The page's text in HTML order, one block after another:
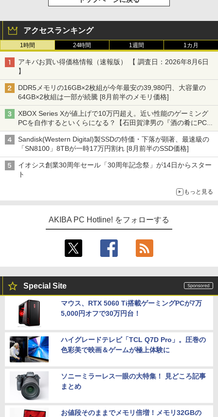
アクセスランキング
1時間 24時間 1週間 1カ月
アキバお買い得価格情報（速報版） 【 調査日：2026年8月6日
】
DDR5メモリの16GB×2枚組が今年最安の39,980円、大容量の
64GB×2枚組は一部が続騰 [8月前半のメモリ価格]
XBOX Series Xが値上げで10万円超え。近い性能のゲーミング
PCを自作するといくらになる？【石田賀津男の『酒の肴にPCゲ
ーム』】
Sandisk(Western Digital)製SSDの特価・下落が顕著、最速級の
「SN8100」8TBが一時17万円割れ [8月前半のSSD価格]
イオシス創業30周年セール「30周年記念祭」が14日からスター
ト
もっと見る
AKIBA PC Hotline! をフォローする
Special Site
マウス、RTX 5060 Ti搭載ゲーミングPCが7万
5,000円オフで30万円台！
ハイグレードテレビ「TCL Q7D Pro」。圧巻の
色彩美で映画＆ゲームが極上体験に
ソニーミラーレス一眼の大特集！ 見どころ記事
まとめ
お値段そのままでメモリ倍増！メモリ32GBの